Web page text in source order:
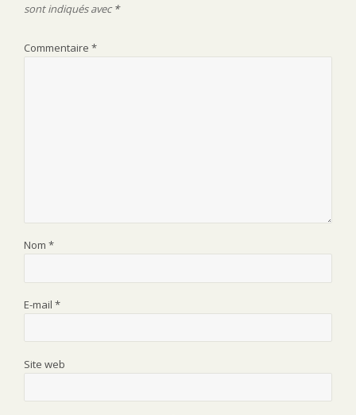
sont indiqués avec*
Commentaire *
Nom *
E-mail *
Site web